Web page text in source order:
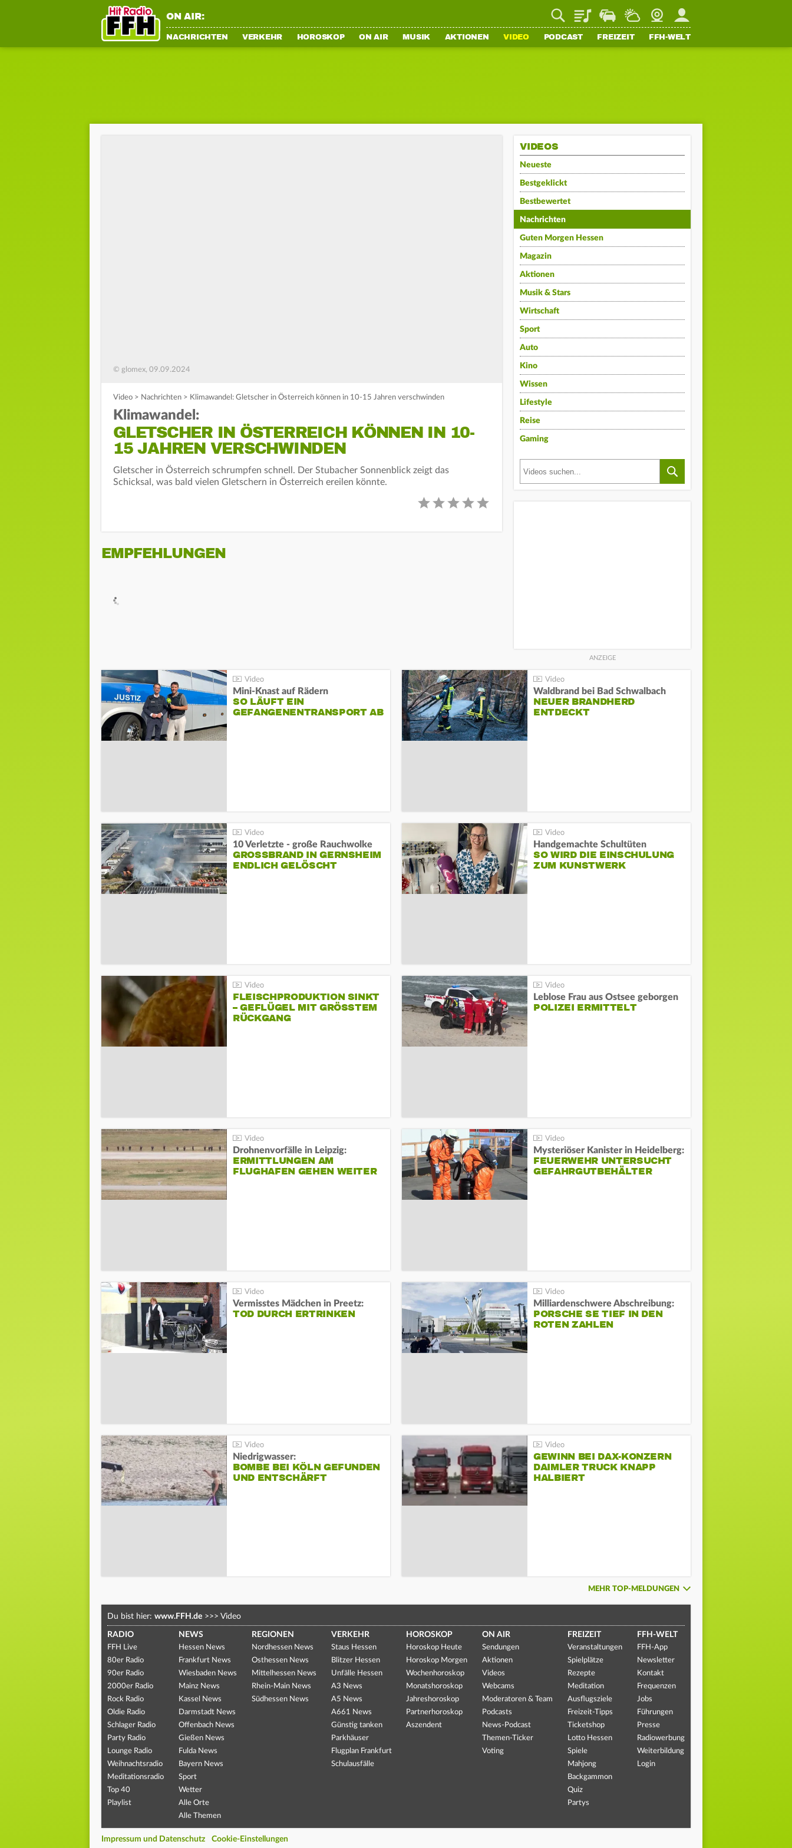
ON AIR: PlaylistStaupilotWetterWebcamMein FFH
NACHRICHTEN VERKEHR HOROSKOP ON AIR MUSIK AKTIONEN VIDEO PODCAST FREIZEIT FFH-WELT
© glomex, 09.09.2024
Video > Nachrichten > Klimawandel: Gletscher in Österreich können in 10-15 Jahren verschwinden
Klimawandel:
GLETSCHER IN ÖSTERREICH KÖNNEN IN 10-
15 JAHREN VERSCHWINDEN
Gletscher in Österreich schrumpfen schnell. Der Stubacher Sonnenblick zeigt das
Schicksal, was bald vielen Gletschern in Österreich ereilen könnte.
EMPFEHLUNGEN
VIDEOS
Neueste
Bestgeklickt
Bestbewertet
Nachrichten
Guten Morgen Hessen
Magazin
Aktionen
Musik & Stars
Wirtschaft
Sport
Auto
Kino
Wissen
Lifestyle
Reise
Gaming
Mini-Knast auf Rädern
SO LÄUFT EIN
GEFANGENENTRANSPORT AB
Waldbrand bei Bad Schwalbach
NEUER BRANDHERD
ENTDECKT
10 Verletzte - große Rauchwolke
GROSSBRAND IN GERNSHEIM E
NDLICH GELÖSCHT
Handgemachte Schultüten
SO WIRD DIE EINSCHULUNG
ZUM KUNSTWERK
FLEISCHPRODUKTION SINKT
– GEFLÜGEL MIT GRÖSSTEM R
ÜCKGANG
Leblose Frau aus Ostsee geborgen
POLIZEI ERMITTELT
Drohnenvorfälle in Leipzig:
ERMITTLUNGEN AM
FLUGHAFEN GEHEN WEITER
Mysteriöser Kanister in Heidelberg:
FEUERWEHR UNTERSUCHT
GEFAHRGUTBEHÄLTER
Vermisstes Mädchen in Preetz:
TOD DURCH ERTRINKEN
Milliardenschwere Abschreibung:
PORSCHE SE TIEF IN DEN
ROTEN ZAHLEN
Niedrigwasser:
BOMBE BEI KÖLN GEFUNDEN
UND ENTSCHÄRFT
GEWINN BEI DAX-KONZERN
DAIMLER TRUCK KNAPP
HALBIERT
MEHR TOP-MELDUNGEN
Du bist hier: www.FFH.de >>> Video
RADIO
FFH Live
80er Radio
90er Radio
2000er Radio
Rock Radio
Oldie Radio
Schlager Radio
Party Radio
Lounge Radio
Weihnachtsradio
Meditationsradio
Top 40
Playlist
NEWS
Hessen News
Frankfurt News
Wiesbaden News
Mainz News
Kassel News
Darmstadt News
Offenbach News
Gießen News
Fulda News
Bayern News
Sport
Wetter
Alle Orte
Alle Themen
REGIONEN
Nordhessen News
Osthessen News
Mittelhessen News
Rhein-Main News
Südhessen News
VERKEHR
Staus Hessen
Blitzer Hessen
Unfälle Hessen
A3 News
A5 News
A661 News
Günstig tanken
Parkhäuser
Flugplan Frankfurt
Schulausfälle
HOROSKOP
Horoskop Heute
Horoskop Morgen
Wochenhoroskop
Monatshoroskop
Jahreshoroskop
Partnerhoroskop
Aszendent
ON AIR
Sendungen
Aktionen
Videos
Webcams
Moderatoren & Team
Podcasts
News-Podcast
Themen-Ticker
Voting
FREIZEIT
Veranstaltungen
Spielplätze
Rezepte
Meditation
Ausflugsziele
Freizeit-Tipps
Ticketshop
Lotto Hessen
Spiele
Mahjong
Backgammon
Quiz
Partys
FFH-WELT
FFH-App
Newsletter
Kontakt
Frequenzen
Jobs
Führungen
Presse
Radiowerbung
Weiterbildung
Login
Impressum und Datenschutz Cookie-Einstellungen